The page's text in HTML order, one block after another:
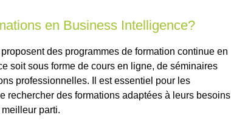
en Business Intelligence?
des programmes de formation continue en
soit sous forme de cours en ligne, de séminaires
professionnelles. Il est essentiel pour les
rechercher des formations adaptées à leurs besoins
parti.